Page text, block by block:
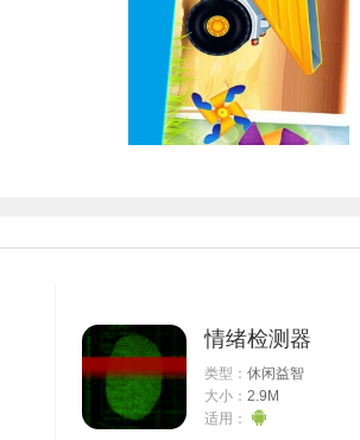
情绪检测器
类型： 休闲益智
大小： 2.9M
适用：